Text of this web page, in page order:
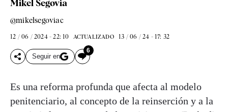
Mikel Segovia
@mikelsegoviac
12 / 06 / 2024 - 22: 10 ACTUALIZADO 13 / 06 / 24 - 17: 32
Seguir en
6
Es una reforma profunda que afecta al modelo
penitenciario, al concepto de la reinserción y a la